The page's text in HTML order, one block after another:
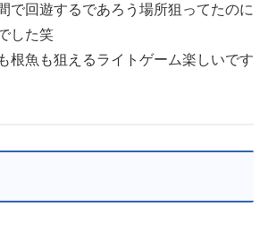
で回遊するであろう場所狙ってたのに
した笑
根魚も狙えるライトゲーム楽しいです